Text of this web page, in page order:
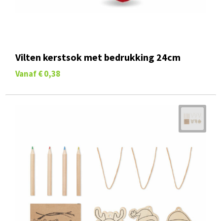
Vilten kerstsok met bedrukking 24cm
Vanaf € 0,38